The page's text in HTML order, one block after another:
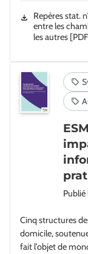
Repères stat.
entre les
les autres
Publié
Cinq structures
domicile,
fait l’objet de